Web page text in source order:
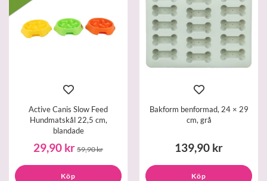
Active Canis Slow Feed
Hundmatskål 22,5 cm,
blandade
29,90 kr 59,90 kr
Köp
Bakform benformad, 24 × 29
cm, grå
139,90 kr
Köp